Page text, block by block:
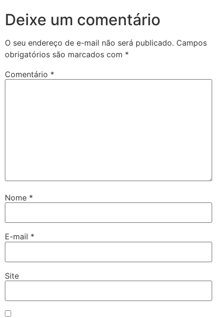
Deixe um comentário
O seu endereço de e-mail não será publicado. Campos
obrigatórios são marcados com *
Comentário *
Nome *
E-mail *
Site